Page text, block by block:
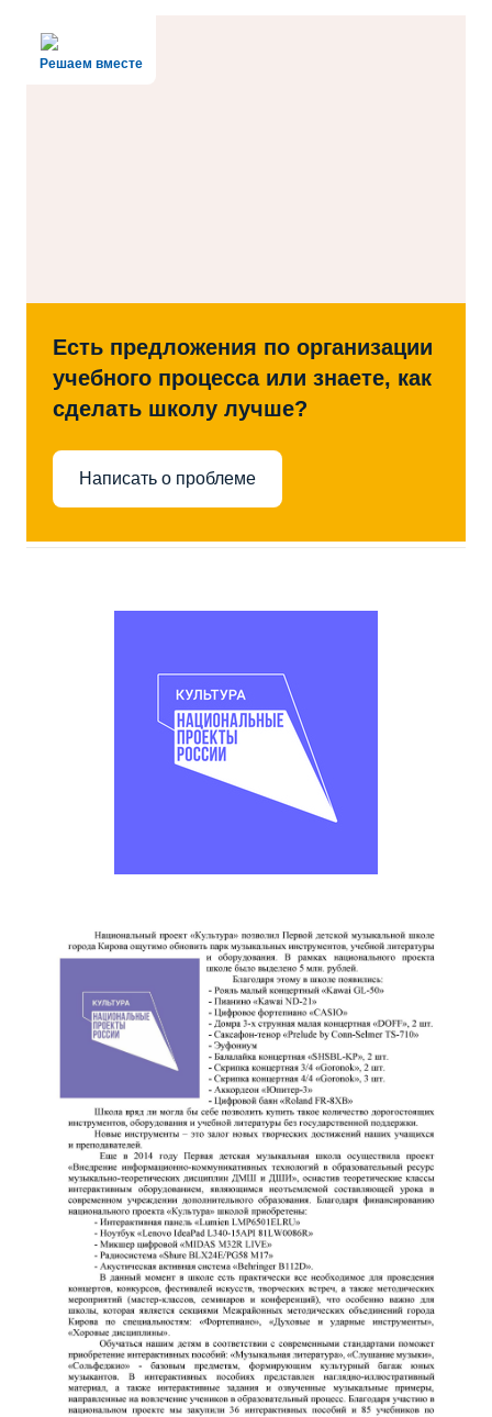
Решаем вместе
Есть предложения по организации
учебного процесса или знаете, как
сделать школу лучше?
Написать о проблеме